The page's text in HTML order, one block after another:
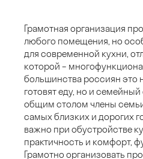
Грамотная организация
любого помещения, но
для современной кухни,
которой –
большинства россиян это
готовят еду, но и
общим столом члены
самых близких и дорогих
важно при обустройстве
практичность и комфорт,
Грамотно организовать